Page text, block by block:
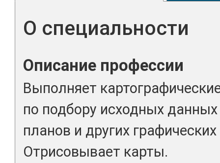
О специальности
Описание профессии
Выполняет
по подбору исходных
планов и других
Отрисовывает карты.